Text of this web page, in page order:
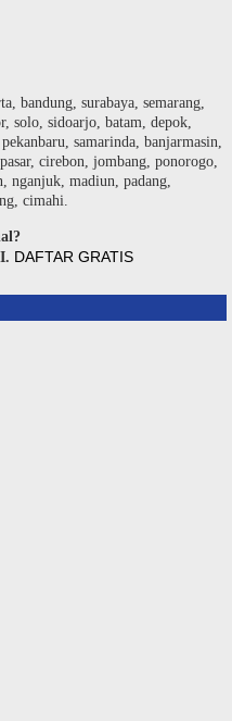
bandung, surabaya, semarang,
solo, sidoarjo, batam, depok,
samarinda, banjarmasin,
cirebon, jombang, ponorogo,
nganjuk, madiun, padang,
cimahi.
DAFTAR GRATIS